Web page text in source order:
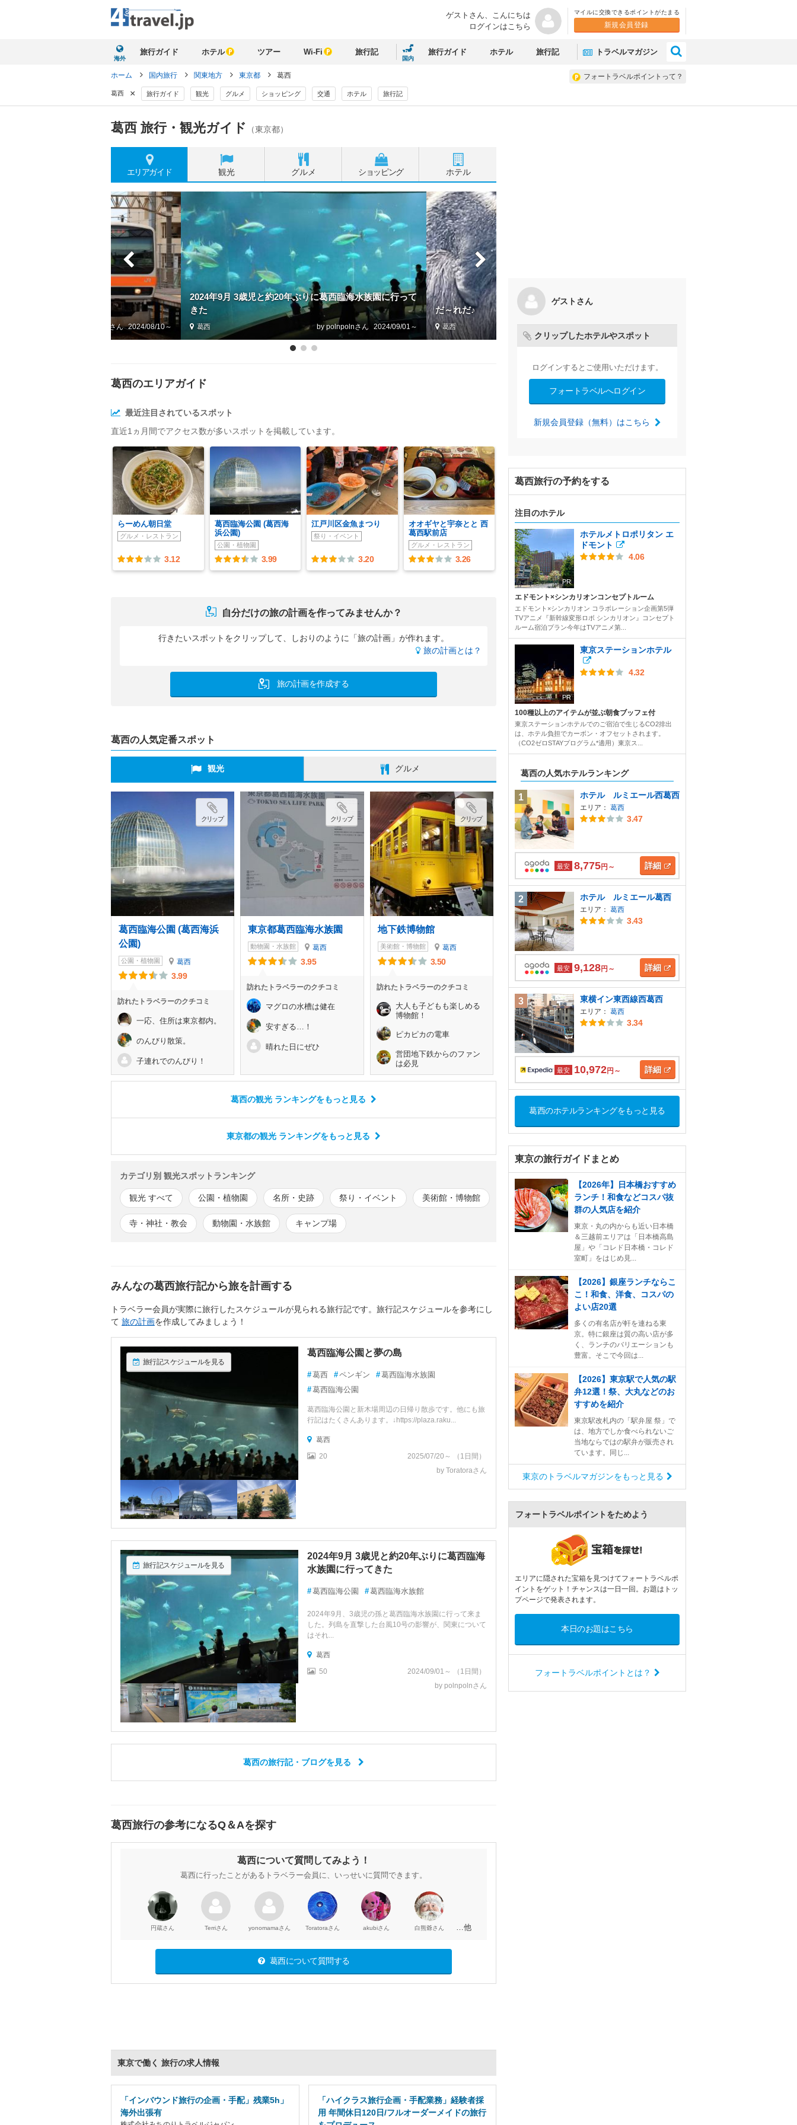
ゲストさん、 こんにちは
ログインはこちら
マイルに交換できるポイントがたまる
新規会員登録
海外
旅行ガイド ホテル ツアー Wi-Fi 旅行記
国内
旅行ガイド ホテル 旅行記 トラベルマガジン
フォートラベルポイントって？
ホーム 国内旅行 関東地方 東京都 葛西
葛西 × 旅行ガイド 観光 グルメ ショッピング 交通 ホテル 旅行記
葛西 旅行・観光ガイド （東京都）
エリアガイド 観光 グルメ ショッピング ホテル
2024年9月 3歳児と約20年ぶりに葛西臨海水族園に行って
きた
葛西 by polnpoln 2024/09/01～
だ～れだ♪
葛西 by miro 2024/11/16～
2024/08/10～
葛西のエリアガイド
最近注目されているスポット
直近1ヵ月間でアクセス数が多いスポットを掲載しています。
らーめん朝日堂
グルメ・レストラン
3.12
葛西臨海公園 (葛西海
浜公園)
公園・植物園
3.99
江戸川区金魚まつり
祭り・イベント
3.20
オオギヤと宇奈とと 西
葛西駅前店
グルメ・レストラン
3.26
自分だけの旅の計画を作ってみませんか？
行きたいスポットをクリップして、
しおりのように「旅の計画」が作れます。
旅の計画とは？
旅の計画を作成する
葛西の人気定番スポット
観光 グルメ
クリップ
葛西臨海公園 (葛西海浜
公園)
公園・植物園 葛西
3.99
訪れたトラベラーのクチコミ
一応、住所は東京都内。
のんびり散策。
子連れでのんびり！
クリップ
東京都葛西臨海水族園
動物園・水族館 葛西
3.95
訪れたトラベラーのクチコミ
マグロの水槽は健在
安すぎる…！
晴れた日にぜひ
クリップ
地下鉄博物館
美術館・博物館 葛西
3.50
訪れたトラベラーのクチコミ
大人も子どもも楽しめる
博物館！
ピカピカの電車
営団地下鉄からのファン
は必見
葛西の観光 ランキングをもっと見る
東京都の観光 ランキングをもっと見る
カテゴリ別 観光スポットランキング
観光 すべて 公園・植物園 名所・史跡 祭り・イベント 美術館・博物館
寺・神社・教会 動物園・水族館 キャンプ場
みんなの葛西旅行記から旅を計画する
トラベラー会員が実際に旅行したスケジュールが見られる旅行記です。旅行記スケジュールを参考にし
て 旅の計画を作成してみましょう！
旅行記スケジュールを見る
葛西臨海公園と夢の島
#葛西 #ペンギン #葛西臨海水族園
#葛西臨海公園
葛西臨海公園と新木場周辺の日帰り散歩です。他にも旅
行記はたくさんあります。↓https://plaza.raku...
葛西
20
2025/07/20～ （1日間）
by Toratoraさん
旅行記スケジュールを見る
2024年9月 3歳児と約20年ぶりに葛西臨海
水族園に行ってきた
#葛西臨海公園 #葛西臨海水族館
2024年9月、3歳児の孫と葛西臨海水族園に行って来ま
した。列島を直撃した台風10号の影響が、関東について
はそれ...
葛西
50
2024/09/01～ （1日間）
by polnpolnさん
葛西の旅行記・ブログを見る
葛西旅行の参考になるQ＆Aを探す
葛西について質問してみよう！
葛西に行ったことがあるトラベラー会員に、いっせいに質問できます。
円蔵さん Terriさん yonomamaさん Toratoraさん akubiさん 白熊爺さん …他
葛西について質問する
東京で働く 旅行の求人情報
「インバウンド旅行の企画・手配」残業5h」
海外出張有
「ハイクラス旅行企画・手配業務」経験者採
用 年間休日120日/フルオーダーメイドの旅行
ゲストさん
クリップしたホテルやスポット
ログインするとご使用いただけます。
フォートラベルへログイン
新規会員登録（無料）はこちら
葛西旅行の予約をする
注目のホテル
PR
ホテルメトロポリタン エ
ドモント
4.06
エドモント×シンカリオンコンセプトルーム
エドモント×シンカリオン コラボレーション企画第5弾
TVアニメ『新幹線変形ロボ シンカリオン』コンセプト
ルーム宿泊プラン今年はTVアニメ第...
PR
東京ステーションホテル
4.32
100種以上のアイテムが並ぶ朝食ブッフェ付
東京ステーションホテルでのご宿泊で生じるCO2排出
は、ホテル負担でカーボン・オフセットされます。
（CO2ゼロSTAYプログラム*適用）東京ス...
葛西の人気ホテルランキング
1 ホテル ルミエール西葛西
エリア： 葛西
3.47
最安 8,775円～ 詳細
2 ホテル ルミエール葛西
エリア： 葛西
3.43
最安 9,128円～ 詳細
3 東横イン東西線西葛西
エリア： 葛西
3.34
最安 10,972円～ 詳細
葛西のホテルランキングをもっと見る
東京の旅行ガイドまとめ
【2026年】日本橋おすすめ
ランチ！和食などコスパ抜
群の人気店を紹介
東京・丸の内からも近い日本橋
＆三越前エリアは「日本橋高島
屋」や「コレド日本橋・コレド
室町」をはじめ見...
【2026】銀座ランチならこ
こ！和食、洋食、コスパの
よい店20選
多くの有名店が軒を連ねる東
京。特に銀座は質の高い店が多
く、ランチのバリエーションも
豊富。そこで今回は...
【2026】東京駅で人気の駅
弁12選！祭、大丸などのお
すすめを紹介
東京駅改札内の「駅弁屋 祭」で
は、地方でしか食べられないご
当地ならではの駅弁が販売され
ています。同じ...
東京のトラベルマガジンをもっと見る
フォートラベルポイントをためよう
エリアに隠された宝箱を見つけてフォートラベルポ
イントをゲット！チャンスは一日一回。お題はトッ
プページで発表されます。
本日のお題はこちら
フォートラベルポイントとは？